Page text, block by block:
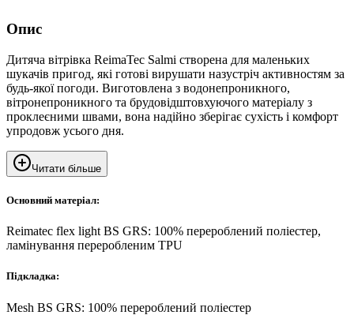
Опис
Дитяча вітрівка ReimaTec Salmi створена для маленьких
шукачів пригод, які готові вирушати назустріч активностям за
будь-якої погоди. Виготовлена з водонепроникного,
вітронепроникного та брудовідштовхуючого матеріалу з
проклеєними швами, вона надійно зберігає сухість і комфорт
упродовж усього дня.
Читати більше
Основний матеріал:
Reimatec flex light BS GRS: 100% перероблений поліестер,
ламінування переробленим TPU
Підкладка:
Mesh BS GRS: 100% перероблений поліестер